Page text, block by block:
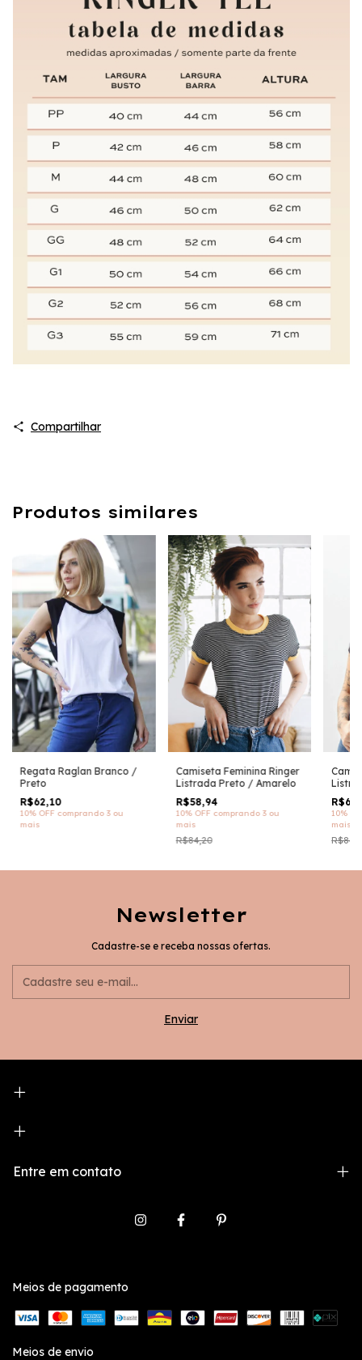
Compartilhar
Produtos similares
Regata Raglan Branco /
Preto
R$62,10
10% OFF comprando 3 ou
mais
Camiseta Feminina Ringer
Listrada Preto / Amarelo
R$58,94
10% OFF comprando 3 ou
mais
R$84,20
10%
mais
Newsletter
Cadastre-se e receba nossas ofertas.
Entre em contato
Meios de pagamento
Meios de envio